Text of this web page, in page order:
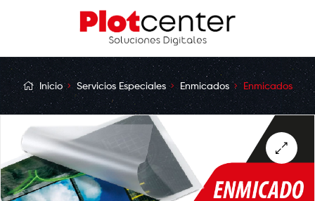
Inicio Servicios Especiales Enmicados Enmicados